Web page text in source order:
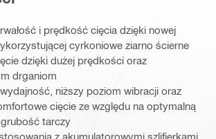
i prędkość cięcia dzięki nowej
cyrkoniowe ziarno ścierne
dzięki dużej prędkości oraz
drganiom
niższy poziom wibracji oraz
cięcie ze względu na optymalną
tarczy
z akumulatorowymi szlifierkami